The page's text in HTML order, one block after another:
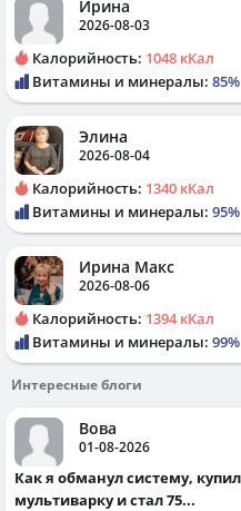
Ирина
2026-08-03
Калорийность: 1048 кКал
Витамины и минералы: 85%
Элина
2026-08-04
Калорийность: 1340 кКал
Витамины и минералы: 95%
Ирина Макс
2026-08-06
Калорийность: 1394 кКал
Витамины и минералы: 99%
Интересные блоги
Вова
01-08-2026
Как я обманул систему, купил
мультиварку и стал 75...